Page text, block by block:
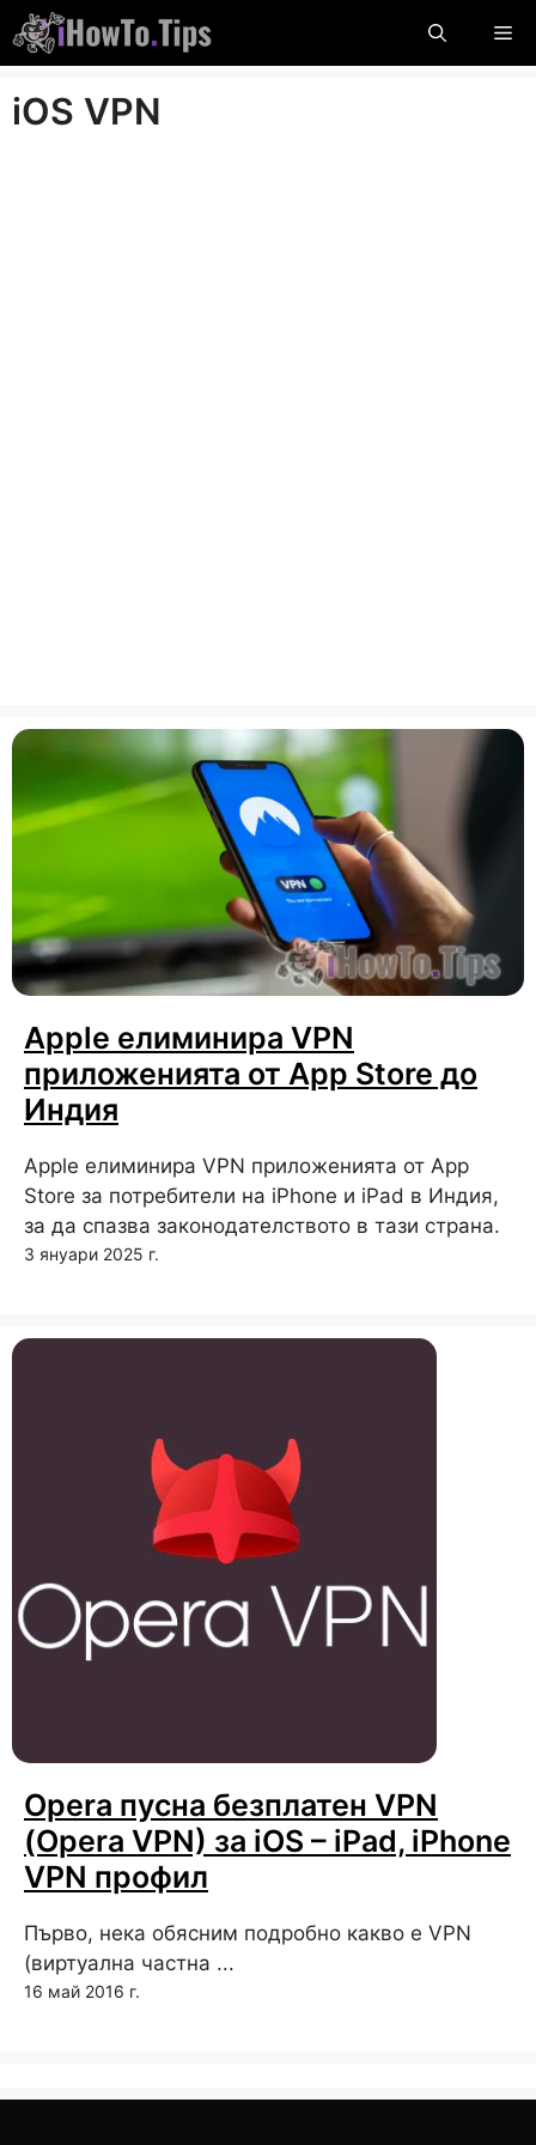
Пропуснете
до
съдържание
iOS VPN
Apple елиминира VPN
приложенията от App Store до
Индия
Apple елиминира VPN приложенията от App
Store за потребители на iPhone и iPad в Индия,
за да спазва законодателството в тази страна.
3 януари 2025 г.
Opera пусна безплатен VPN
(Opera VPN) за iOS – iPad, iPhone
VPN профил
Първо, нека обясним подробно какво е VPN
(виртуална частна ...
16 май 2016 г.